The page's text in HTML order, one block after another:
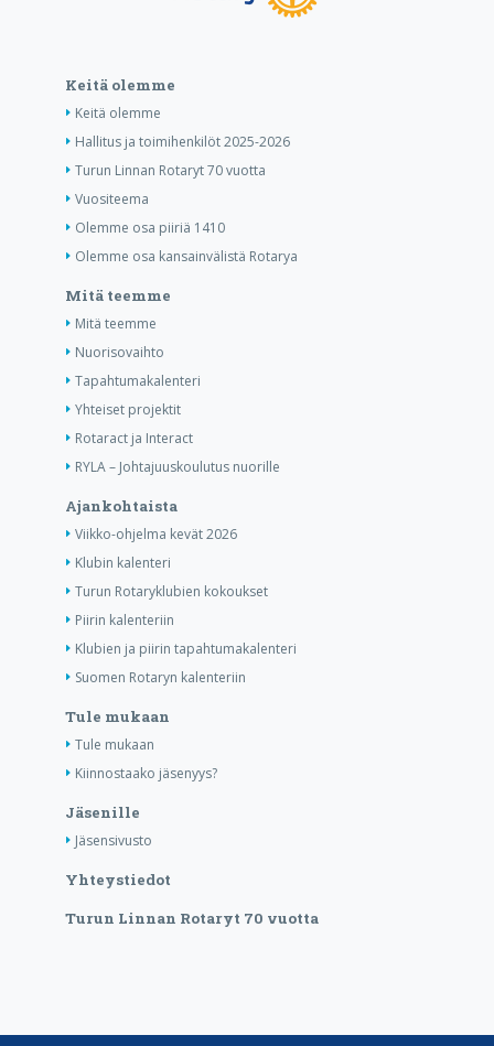
Keitä olemme
Keitä olemme
Hallitus ja toimihenkilöt 2025-2026
Turun Linnan Rotaryt 70 vuotta
Vuositeema
Olemme osa piiriä 1410
Olemme osa kansainvälistä Rotarya
Mitä teemme
Mitä teemme
Nuorisovaihto
Tapahtumakalenteri
Yhteiset projektit
Rotaract ja Interact
RYLA – Johtajuuskoulutus nuorille
Ajankohtaista
Viikko-ohjelma kevät 2026
Klubin kalenteri
Turun Rotaryklubien kokoukset
Piirin kalenteriin
Klubien ja piirin tapahtumakalenteri
Suomen Rotaryn kalenteriin
Tule mukaan
Tule mukaan
Kiinnostaako jäsenyys?
Jäsenille
Jäsensivusto
Yhteystiedot
Turun Linnan Rotaryt 70 vuotta